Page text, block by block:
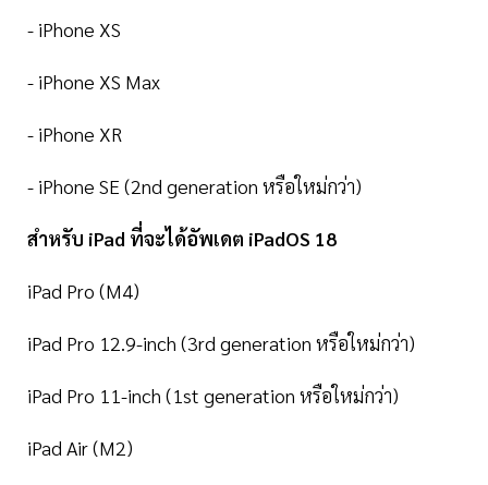
- iPhone XS
- iPhone XS Max
- iPhone XR
- iPhone SE (2nd generation หรือใหม่กว่า)
สำหรับ iPad ที่จะได้อัพเดต iPadOS 18
iPad Pro (M4)
iPad Pro 12.9-inch (3rd generation หรือใหม่กว่า)
iPad Pro 11-inch (1st generation หรือใหม่กว่า)
iPad Air (M2)